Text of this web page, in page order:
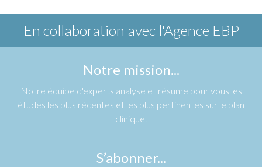
En collaboration avec l'Agence EBP
Notre mission...
Notre équipe d'experts analyse et résume pour vous les
études les plus récentes et les plus pertinentes sur le plan
clinique.
S’abonner...